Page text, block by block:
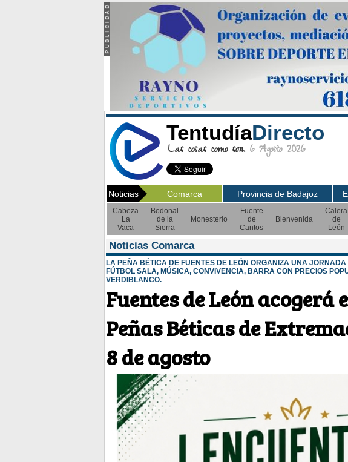
TentudíaDirecto
Las cosas como son. 6 Agosto 2026
Noticias Comarca Provincia de Badajoz
Cabeza
La
Vaca
Bodonal
de la
Sierra
Monesterio
Fuente
de
Cantos
Bienvenida
Calera
de
León
Noticias Comarca
LA PEÑA BÉTICA DE FUENTES DE LEÓN ORGANIZA UNA
FÚTBOL SALA, MÚSICA, CONVIVENCIA, BARRA CON PRECIOS
VERDIBLANCO.
Fuentes de León acogerá
Peñas Béticas de
8 de agosto